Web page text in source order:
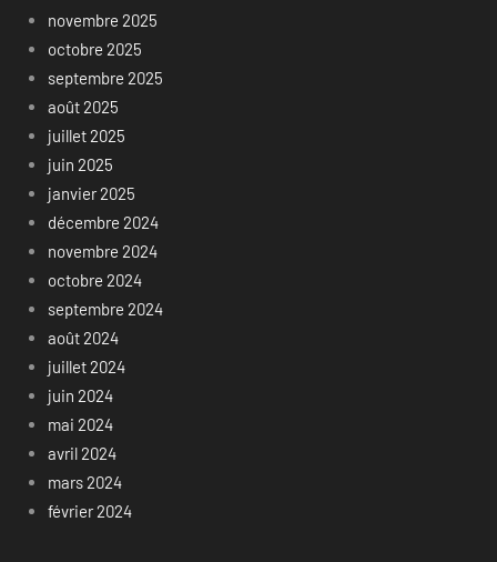
novembre 2025
octobre 2025
septembre 2025
août 2025
juillet 2025
juin 2025
janvier 2025
décembre 2024
novembre 2024
octobre 2024
septembre 2024
août 2024
juillet 2024
juin 2024
mai 2024
avril 2024
mars 2024
février 2024